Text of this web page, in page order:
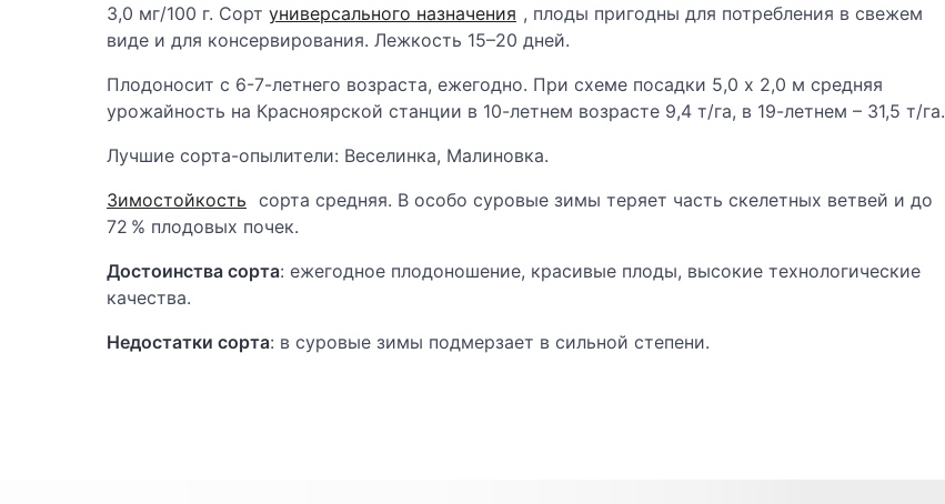
3,0 мг/100 г. Cорт универсального назначения , плоды пригодны для потребления в свежем
виде и для консервирования. Лежкость 15–20 дней.
Плодоносит с 6-7-летнего возраста, ежегодно. При схеме посадки 5,0 х 2,0 м средняя
урожайность на Красноярской станции в 10-летнем возрасте 9,4 т/га, в 19-летнем – 31,5 т/га.
Лучшие сорта-опылители: Веселинка, Малиновка.
Зимостойкость сорта средняя. В особо суровые зимы теряет часть скелетных ветвей и до
72 % плодовых почек.
Достоинства сорта: ежегодное плодоношение, красивые плоды, высокие технологические
качества.
Недостатки сорта: в суровые зимы подмерзает в сильной степени.